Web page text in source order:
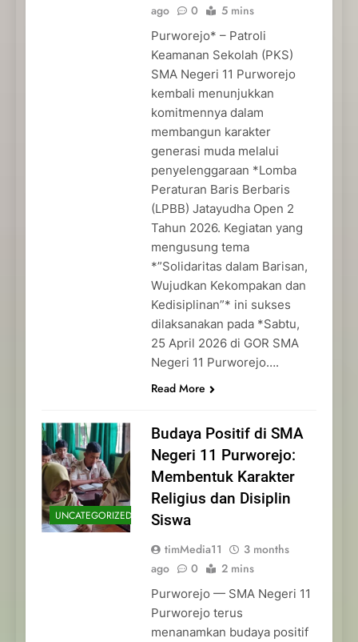
ago
0 5 mins
Purworejo* – Patroli
Keamanan Sekolah (PKS)
SMA Negeri 11 Purworejo
kembali menunjukkan
komitmennya dalam
membangun karakter
generasi muda melalui
penyelenggaraan *Lomba
Peraturan Baris Berbaris
(LPBB) Jatayudha Open 2
Tahun 2026. Kegiatan yang
mengusung tema
*”Solidaritas dalam Barisan,
Wujudkan Kekompakan dan
Kedisiplinan”* ini sukses
dilaksanakan pada *Sabtu,
25 April 2026 di GOR SMA
Negeri 11 Purworejo….
Read More
UNCATEGORIZED
Budaya Positif di SMA
Negeri 11 Purworejo:
Membentuk Karakter
Religius dan Disiplin
Siswa
timMedia11
3 months
ago
0 2 mins
Purworejo — SMA Negeri 11
Purworejo terus
menanamkan budaya positif